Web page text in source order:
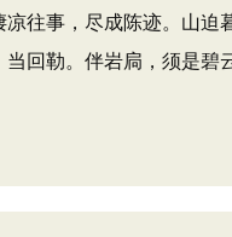
往事，尽成陈迹。山
回勒。伴岩扃，须是